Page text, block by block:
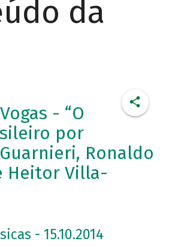
da
- “O
por
Ronaldo
Heitor Villa-
- 15.10.2014